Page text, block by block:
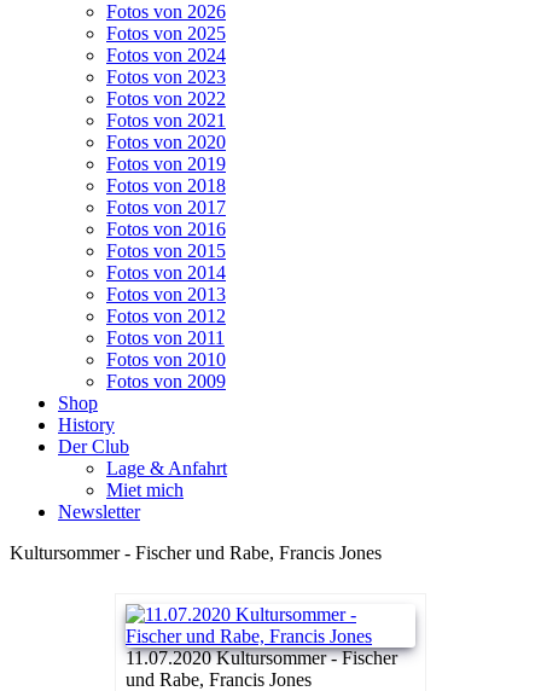
Fotos von 2026
Fotos von 2025
Fotos von 2024
Fotos von 2023
Fotos von 2022
Fotos von 2021
Fotos von 2020
Fotos von 2019
Fotos von 2018
Fotos von 2017
Fotos von 2016
Fotos von 2015
Fotos von 2014
Fotos von 2013
Fotos von 2012
Fotos von 2011
Fotos von 2010
Fotos von 2009
Shop
History
Der Club
Lage & Anfahrt
Miet mich
Newsletter
Kultursommer - Fischer und Rabe, Francis Jones
11.07.2020 Kultursommer - Fischer
und Rabe, Francis Jones